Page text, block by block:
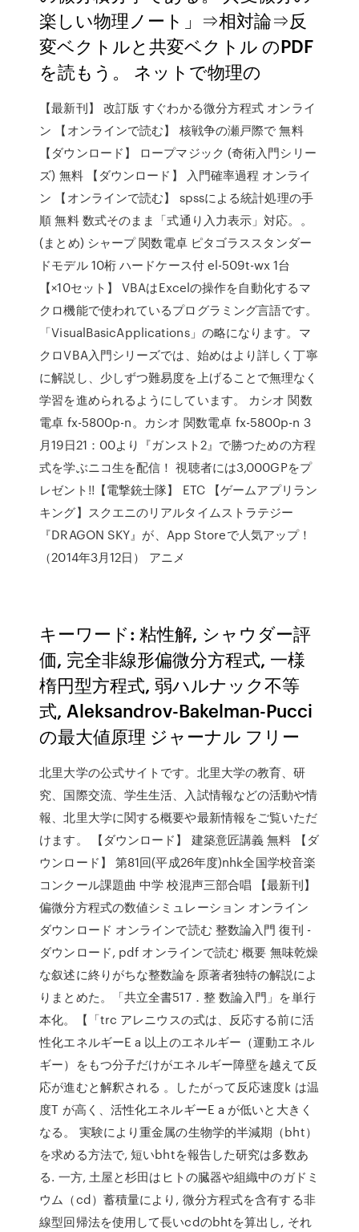
楽しい物理ノート」⇒相対論⇒反
変ベクトルと共変ベクトル のPDF
を読もう。 ネットで物理の
【最新刊】 改訂版 すぐわかる微分方程式 オンライ
ン 【オンラインで読む】 核戦争の瀬戸際で 無料
【ダウンロード】 ロープマジック (奇術入門シリー
ズ) 無料 【ダウンロード】 入門確率過程 オンライ
ン 【オンラインで読む】 spssによる統計処理の手
順 無料 数式そのまま「式通り入力表示」対応。。
(まとめ) シャープ 関数電卓 ピタゴラススタンダー
ドモデル 10桁 ハードケース付 el-509t-wx 1台
【×10セット】 VBAはExcelの操作を自動化するマ
クロ機能で使われているプログラミング言語です。
「VisualBasicApplications」の略になります。マ
クロVBA入門シリーズでは、始めはより詳しく丁寧
に解説し、少しずつ難易度を上げることで無理なく
学習を進められるようにしています。 カシオ 関数
電卓 fx-5800p-n。カシオ 関数電卓 fx-5800p-n 3
月19日21：00より『ガンスト2』で勝つための方程
式を学ぶニコ生を配信！ 視聴者には3,000GPをプ
レゼント!!【電撃銃士隊】 ETC 【ゲームアプリラン
キング】スクエニのリアルタイムストラテジー
『DRAGON SKY』が、App Storeで人気アップ！
（2014年3月12日） アニメ
キーワード: 粘性解, シャウダー評
価, 完全非線形偏微分方程式, 一様
楕円型方程式, 弱ハルナック不等
式, Aleksandrov-Bakelman-Pucci
の最大値原理 ジャーナル フリー
北里大学の公式サイトです。北里大学の教育、研
究、国際交流、学生生活、入試情報などの活動や情
報、北里大学に関する概要や最新情報をご覧いただ
けます。 【ダウンロード】 建築意匠講義 無料 【ダ
ウンロード】 第81回(平成26年度)nhk全国学校音楽
コンクール課題曲 中学 校混声三部合唱 【最新刊】
偏微分方程式の数値シミュレーション オンライン
ダウンロード オンラインで読む 整数論入門 復刊 -
ダウンロード, pdf オンラインで読む 概要 無味乾燥
な叙述に終りがちな整数論を原著者独特の解説によ
りまとめた。「共立全書517．整 数論入門」を単行
本化。【「trc アレニウスの式は、反応する前に活
性化エネルギーE a 以上のエネルギー（運動エネル
ギー）をもつ分子だけがエネルギー障壁を越えて反
応が進むと解釈される 。したがって反応速度k は温
度T が高く、活性化エネルギーE a が低いと大きく
なる。 実験により重金属の生物学的半減期（bht）
を求める方法で, 短いbhtを報告した研究は多数あ
る. 一方, 土屋と杉田はヒトの臓器や組織中のガドミ
ウム（cd）蓄積量により, 微分方程式を含有する非
線型回帰法を使用して長いcdのbhtを算出し, それ